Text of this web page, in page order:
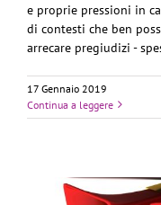
e proprie pressioni in
di contesti che ben
arrecare pregiudizi -
17 Gennaio 2019
Continua a leggere